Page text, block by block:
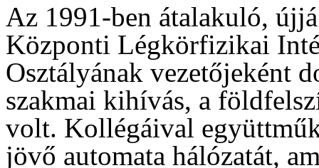
Az 1991-ben átalakuló,
Központi Légkörfizikai
Osztályának vezetőjeként
szakmai kihívás, a
volt. Kollégáival
jövő automata hálózatát,